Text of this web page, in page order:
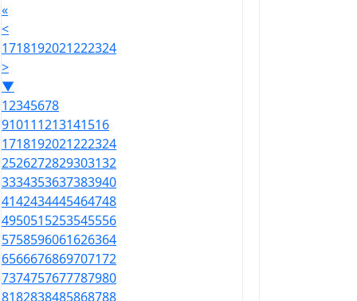
«
<
1718192021222324
>
▼
12345678
910111213141516
1718192021222324
2526272829303132
3334353637383940
4142434445464748
4950515253545556
5758596061626364
6566676869707172
7374757677787980
8182838485868788